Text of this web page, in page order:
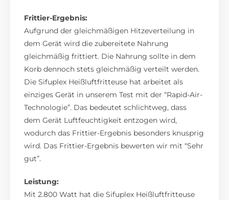
Frittier-Ergebnis:
Aufgrund der gleichmäßigen Hitzeverteilung in
dem Gerät wird die zubereitete Nahrung
gleichmäßig frittiert. Die Nahrung sollte in dem
Korb dennoch stets gleichmäßig verteilt werden.
Die Sifuplex Heißluftfritteuse hat arbeitet als
einziges Gerät in unserem Test mit der “Rapid-Air-
Technologie”. Das bedeutet schlichtweg, dass
dem Gerät Luftfeuchtigkeit entzogen wird,
wodurch das Frittier-Ergebnis besonders knusprig
wird. Das Frittier-Ergebnis bewerten wir mit “Sehr
gut”.
Leistung:
Mit 2.800 Watt hat die Sifuplex Heißluftfritteuse